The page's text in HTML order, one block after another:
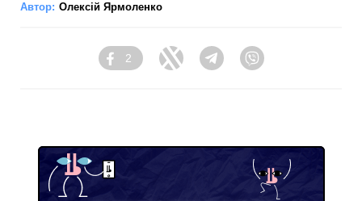
Автор: Олексій Ярмоленко
Facebook
2
Twitter TelegramViber